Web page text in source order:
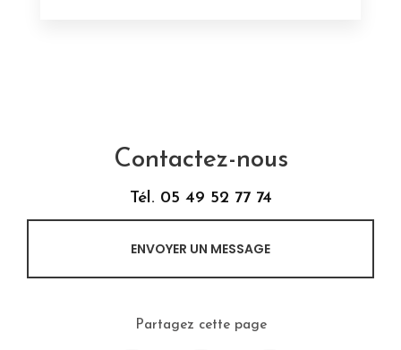
Contactez-nous
Tél. 05 49 52 77 74
ENVOYER UN MESSAGE
Partagez cette page